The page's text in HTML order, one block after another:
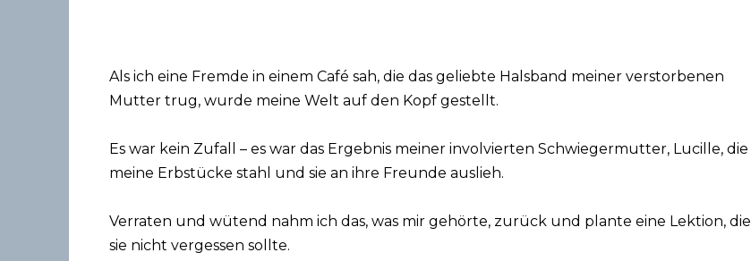
Als ich eine Fremde in einem Café sah, die das geliebte Halsband meiner verstorbenen
Mutter trug, wurde meine Welt auf den Kopf gestellt.
Es war kein Zufall – es war das Ergebnis meiner involvierten Schwiegermutter, Lucille, die
meine Erbstücke stahl und sie an ihre Freunde auslieh.
Verraten und wütend nahm ich das, was mir gehörte, zurück und plante eine Lektion, die
sie nicht vergessen sollte.